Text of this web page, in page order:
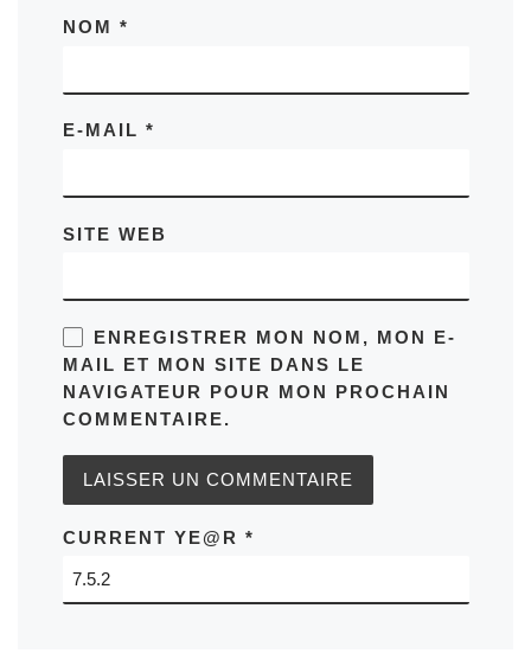
NOM *
E-MAIL *
SITE WEB
ENREGISTRER MON NOM, MON E-
MAIL ET MON SITE DANS LE
NAVIGATEUR POUR MON PROCHAIN
COMMENTAIRE.
CURRENT YE@R *